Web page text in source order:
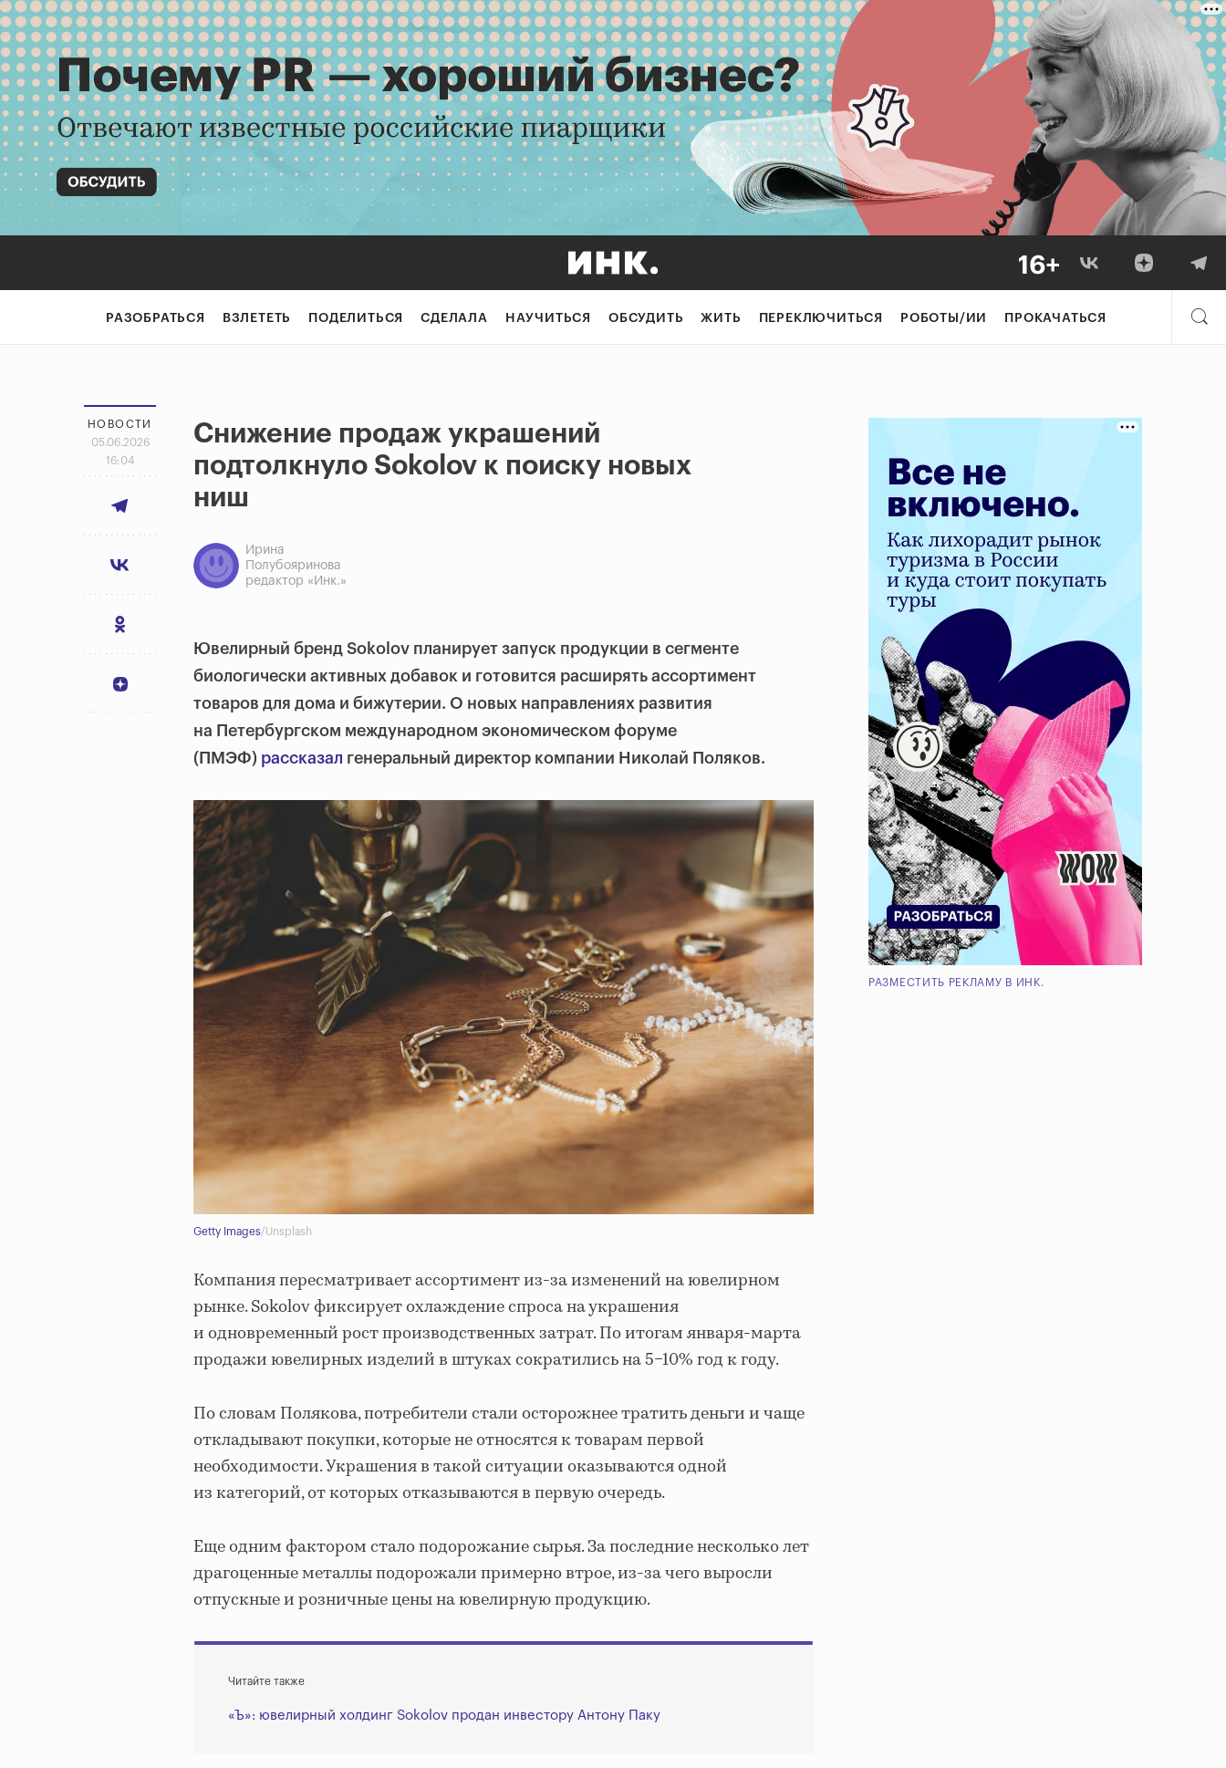
РАЗОБРАТЬСЯ ВЗЛЕТЕТЬ ПОДЕЛИТЬСЯ СДЕЛАЛА НАУЧИТЬСЯ ОБСУДИТЬ ЖИТЬ ПЕРЕКЛЮЧИТЬСЯ РОБОТЫ/ИИ ПРОКАЧАТЬСЯ
НОВОСТИ
05.06.2026
16:04
Снижение продаж украшений
подтолкнуло Sokolov к поиску новых
ниш
Ирина
Полубояринова
редактор «Инк.»
Ювелирный бренд Sokolov планирует запуск продукции в сегменте
биологически активных добавок и готовится расширять ассортимент
товаров для дома и бижутерии. О новых направлениях развития
на Петербургском международном экономическом форуме
(ПМЭФ) рассказал генеральный директор компании Николай Поляков.
Getty Images/Unsplash
Компания пересматривает ассортимент из-за изменений на ювелирном
рынке. Sokolov фиксирует охлаждение спроса на украшения
и одновременный рост производственных затрат. По итогам января-марта
продажи ювелирных изделий в штуках сократились на 5−10% год к году.
По словам Полякова, потребители стали осторожнее тратить деньги и чаще
откладывают покупки, которые не относятся к товарам первой
необходимости. Украшения в такой ситуации оказываются одной
из категорий, от которых отказываются в первую очередь.
Еще одним фактором стало подорожание сырья. За последние несколько лет
драгоценные металлы подорожали примерно втрое, из-за чего выросли
отпускные и розничные цены на ювелирную продукцию.
Читайте также
«Ъ»: ювелирный холдинг Sokolov продан инвестору Антону Паку
РАЗМЕСТИТЬ РЕКЛАМУ В ИНК.